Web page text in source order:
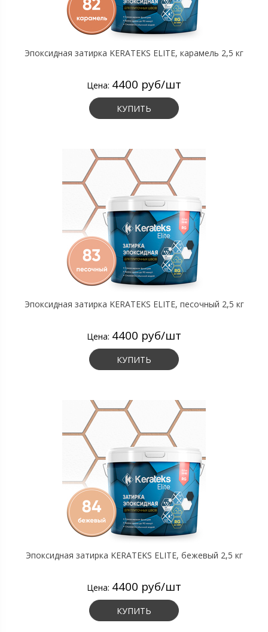
Эпоксидная затирка KERATEKS ELITE, карамель 2,5 кг
Цена: 4400 руб/шт
КУПИТЬ
Эпоксидная затирка KERATEKS ELITE, песочный 2,5 кг
Цена: 4400 руб/шт
КУПИТЬ
Эпоксидная затирка KERATEKS ELITE, бежевый 2,5 кг
Цена: 4400 руб/шт
КУПИТЬ